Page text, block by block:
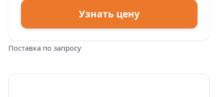
Узнать цену
Поставка по запросу